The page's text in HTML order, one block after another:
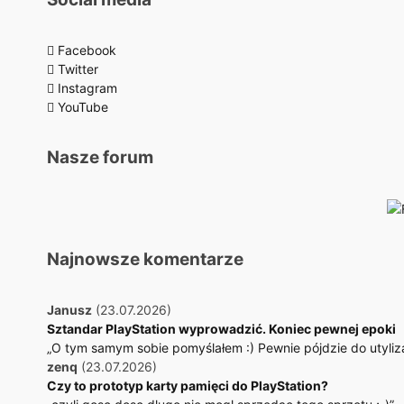
Facebook
Twitter
Instagram
YouTube
Nasze forum
Najnowsze komentarze
Janusz (23.07.2026)
Sztandar PlayStation wyprowadzić. Koniec pewnej epoki
„O tym samym sobie pomyślałem :) Pewnie pójdzie do
zenq (23.07.2026)
Czy to prototyp karty pamięci do PlayStation?